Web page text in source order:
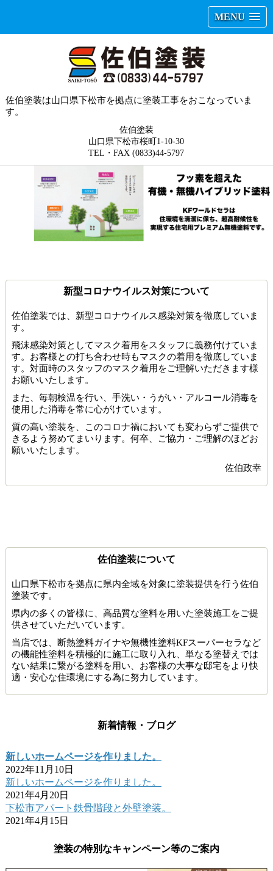
MENU
佐伯塗装は山口県下松市を拠点に塗装工事をおこなっていま
す。
佐伯塗装
山口県下松市桜町1-10-30
TEL・FAX (0833)44-5797
新型コロナウイルス対策について
佐伯塗装では、新型コロナウイルス感染対策を徹底していま
す。
飛沫感染対策としてマスク着用をスタッフに義務付けていま
す。お客様との打ち合わせ時もマスクの着用を徹底していま
す。対面時のスタッフのマスク着用をご理解いただきます様
お願いいたします。
また、毎朝検温を行い、手洗い・うがい・アルコール消毒を
使用した消毒を常に心がけています。
質の高い塗装を、このコロナ禍においても変わらずご提供で
きるよう努めてまいります。何卒、ご協力・ご理解のほどお
願いいたします。
佐伯政幸
佐伯塗装について
山口県下松市を拠点に県内全域を対象に塗装提供を行う佐伯
塗装です。
県内の多くの皆様に、高品質な塗料を用いた塗装施工をご提
供させていただいています。
当店では、断熱塗料ガイナや無機性塗料KFスーパーセラなど
の機能性塗料を積極的に施工に取り入れ、単なる塗替えでは
ない結果に繋がる塗料を用い、お客様の大事な邸宅をより快
適・安心な住環境にする為に努力しています。
新着情報・ブログ
新しいホームページを作りました。
2022年11月10日
新しいホームページを作りました。
2021年4月20日
下松市アパート鉄骨階段と外壁塗装。
2021年4月15日
2021年4月9日塗装の特別なキャンペーン等のご案内